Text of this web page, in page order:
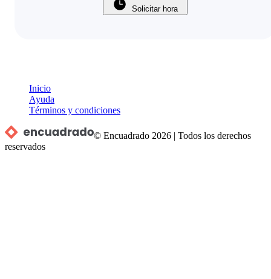
Solicitar hora
Inicio
Ayuda
Términos y condiciones
© Encuadrado 2026 |Todos los derechos
reservados